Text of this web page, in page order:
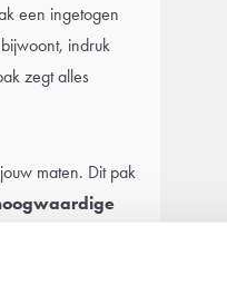
een ingetogen
indruk
zegt alles
maten. Dit pak